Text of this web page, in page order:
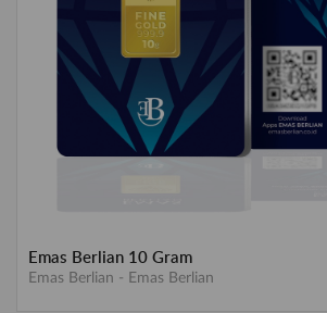
Emas Berlian 10 Gram
Emas Berlian - Emas Berlian